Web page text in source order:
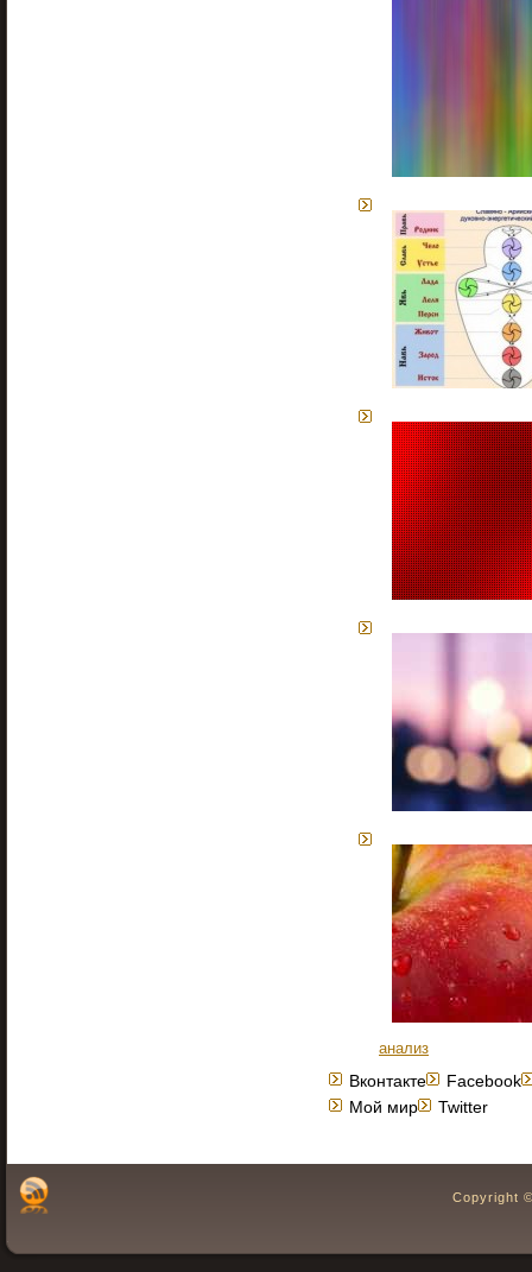
анализ
Вконтакте
Facebook
Мой мир
Twitter
Copyright